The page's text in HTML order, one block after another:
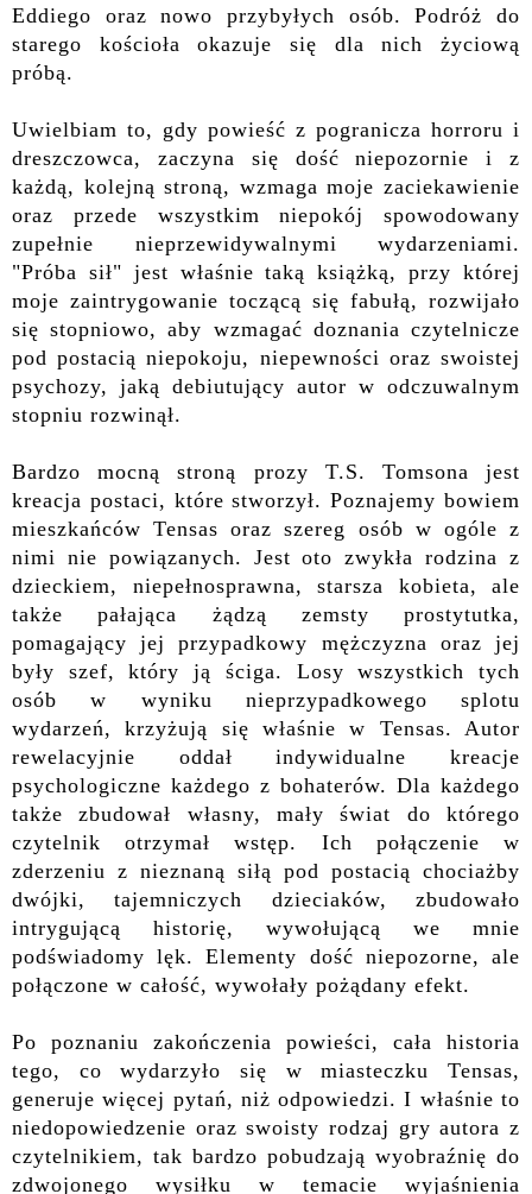
Eddiego oraz nowo przybyłych osób. Podróż do
starego kościoła okazuje się dla nich życiową
próbą.
Uwielbiam to, gdy powieść z pogranicza horroru i
dreszczowca, zaczyna się dość niepozornie i z
każdą, kolejną stroną, wzmaga moje zaciekawienie
oraz przede wszystkim niepokój spowodowany
zupełnie nieprzewidywalnymi wydarzeniami.
"Próba sił" jest właśnie taką książką, przy której
moje zaintrygowanie toczącą się fabułą, rozwijało
się stopniowo, aby wzmagać doznania czytelnicze
pod postacią niepokoju, niepewności oraz swoistej
psychozy, jaką debiutujący autor w odczuwalnym
stopniu rozwinął.
Bardzo mocną stroną prozy T.S. Tomsona jest
kreacja postaci, które stworzył. Poznajemy bowiem
mieszkańców Tensas oraz szereg osób w ogóle z
nimi nie powiązanych. Jest oto zwykła rodzina z
dzieckiem, niepełnosprawna, starsza kobieta, ale
także pałająca żądzą zemsty prostytutka,
pomagający jej przypadkowy mężczyzna oraz jej
były szef, który ją ściga. Losy wszystkich tych
osób w wyniku nieprzypadkowego splotu
wydarzeń, krzyżują się właśnie w Tensas. Autor
rewelacyjnie oddał indywidualne kreacje
psychologiczne każdego z bohaterów. Dla każdego
także zbudował własny, mały świat do którego
czytelnik otrzymał wstęp. Ich połączenie w
zderzeniu z nieznaną siłą pod postacią chociażby
dwójki, tajemniczych dzieciaków, zbudowało
intrygującą historię, wywołującą we mnie
podświadomy lęk. Elementy dość niepozorne, ale
połączone w całość, wywołały pożądany efekt.
Po poznaniu zakończenia powieści, cała historia
tego, co wydarzyło się w miasteczku Tensas,
generuje więcej pytań, niż odpowiedzi. I właśnie to
niedopowiedzenie oraz swoisty rodzaj gry autora z
czytelnikiem, tak bardzo pobudzają wyobraźnię do
zdwojonego wysiłku w temacie wyjaśnienia